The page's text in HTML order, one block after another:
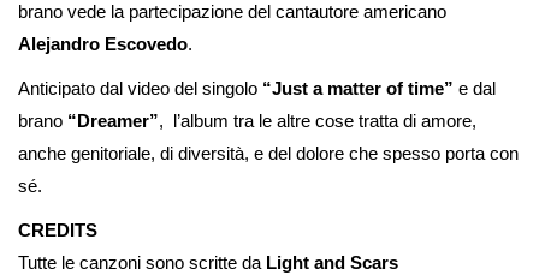
brano vede la partecipazione del cantautore americano
Alejandro Escovedo.
Anticipato dal video del singolo “Just a matter of time” e dal
brano “Dreamer”, l’album tra le altre cose tratta di amore,
anche genitoriale, di diversità, e del dolore che spesso porta con
sé.
CREDITS
Tutte le canzoni sono scritte da Light and Scars